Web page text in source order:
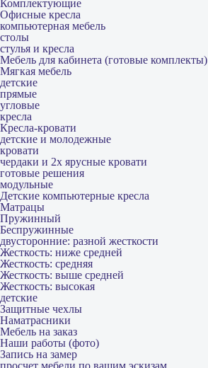
Комплектующие
Офисные кресла
компьютерная мебель
столы
стулья и кресла
Мебель для кабинета (готовые комплекты)
Мягкая мебель
детские
прямые
угловые
кресла
Кресла-кровати
детские и молодежные
кровати
чердаки и 2х ярусные кровати
готовые решения
модульные
Детские компьютерные кресла
Матрацы
Пружинный
Беспружинные
двусторонние: разной жесткости
Жесткость: ниже средней
Жесткость: средняя
Жесткость: выше средней
Жесткость: высокая
детские
Защитные чехлы
Наматрасники
Мебель на заказ
Наши работы (фото)
Запись на замер
просчет мебели по вашим эскизам